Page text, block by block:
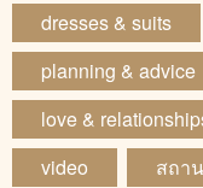
dresses & suits
planning & advice
love &
video
สถา